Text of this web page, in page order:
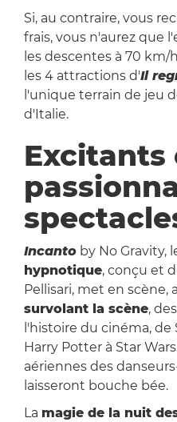
Si, au contraire, vous
frais, vous n'aurez que
les descentes à 70 km/
les 4 attractions d'Il
l'unique terrain de jeu
d'Italie.
Excitants
Incantoby No Gravity,
hypnotique, conçu et
Pellisari, met en scène,
survolant la scène,
l'histoire du cinéma, de
Harry Potter à Star
aériennes des
laisseront bouche bée.
La magie de la nuit